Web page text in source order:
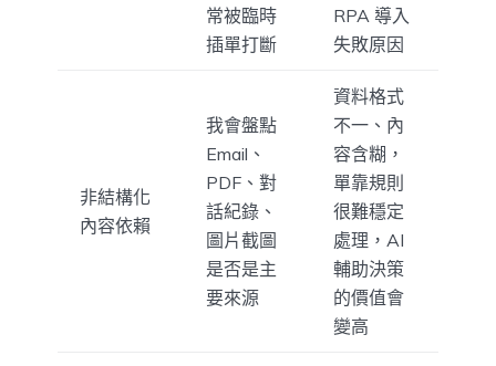
常被臨時
插單打斷
RPA 導入
失敗原因
非結構化
內容依賴
我會盤點
Email、
PDF、對
話紀錄、
圖片截圖
是否是主
要來源
資料格式
不一、內
容含糊，
單靠規則
很難穩定
處理，AI
輔助決策
的價值會
變高